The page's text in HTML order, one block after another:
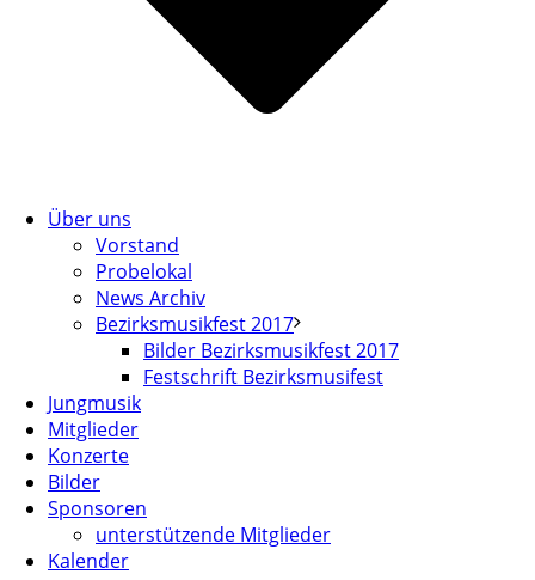
Über uns
Vorstand
Probelokal
News Archiv
Bezirksmusikfest 2017
Bilder Bezirksmusikfest 2017
Festschrift Bezirksmusifest
Jungmusik
Mitglieder
Konzerte
Bilder
Sponsoren
unterstützende Mitglieder
Kalender